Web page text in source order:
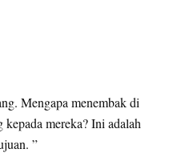
Mengapa menembak di
mereka? Ini adalah
”